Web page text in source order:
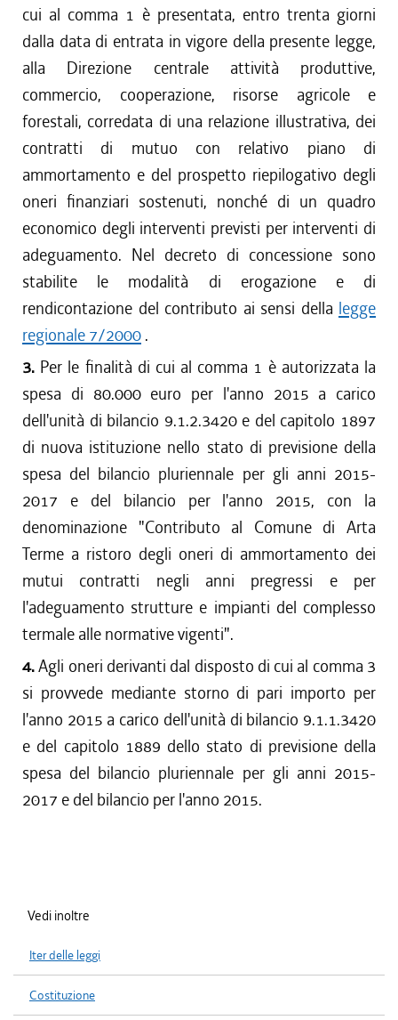
cui al comma 1 è presentata, entro trenta giorni
dalla data di entrata in vigore della presente legge,
alla Direzione centrale attività produttive,
commercio, cooperazione, risorse agricole e
forestali, corredata di una relazione illustrativa, dei
contratti di mutuo con relativo piano di
ammortamento e del prospetto riepilogativo degli
oneri finanziari sostenuti, nonché di un quadro
economico degli interventi previsti per interventi di
adeguamento. Nel decreto di concessione sono
stabilite le modalità di erogazione e di
rendicontazione del contributo ai sensi della legge
regionale 7/2000 .
3. Per le finalità di cui al comma 1 è autorizzata la
spesa di 80.000 euro per l'anno 2015 a carico
dell'unità di bilancio 9.1.2.3420 e del capitolo 1897
di nuova istituzione nello stato di previsione della
spesa del bilancio pluriennale per gli anni 2015-
2017 e del bilancio per l'anno 2015, con la
denominazione "Contributo al Comune di Arta
Terme a ristoro degli oneri di ammortamento dei
mutui contratti negli anni pregressi e per
l'adeguamento strutture e impianti del complesso
termale alle normative vigenti".
4.Agli oneri derivanti dal disposto di cui al comma 3
si provvede mediante storno di pari importo per
l'anno 2015 a carico dell'unità di bilancio 9.1.1.3420
e del capitolo 1889 dello stato di previsione della
spesa del bilancio pluriennale per gli anni 2015-
2017 e del bilancio per l'anno 2015.
Vedi inoltre
Iter delle leggi
Costituzione